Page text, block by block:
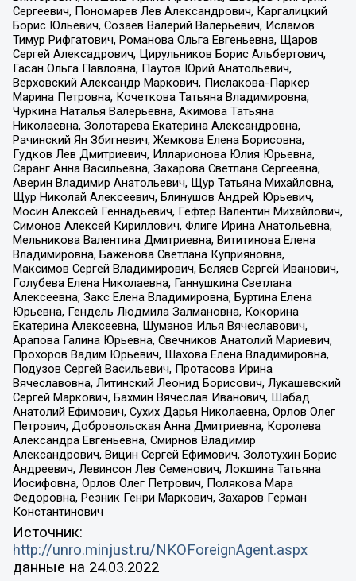
Сергеевич, Пономарев Лев Александрович, Каргалицкий
Борис Юльевич, Созаев Валерий Валерьевич, Исламов
Тимур Рифгатович, Романова Ольга Евгеньевна, Щаров
Сергей Алексадрович, Цирульников Борис Альбертович,
Гасан Ольга Павловна, Паутов Юрий Анатольевич,
Верховский Александр Маркович, Пислакова-Паркер
Марина Петровна, Кочеткова Татьяна Владимировна,
Чуркина Наталья Валерьевна, Акимова Татьяна
Николаевна, Золотарева Екатерина Александровна,
Рачинский Ян Збигневич, Жемкова Елена Борисовна,
Гудков Лев Дмитриевич, Илларионова Юлия Юрьевна,
Саранг Анна Васильевна, Захарова Светлана Сергеевна,
Аверин Владимир Анатольевич, Щур Татьяна Михайловна,
Щур Николай Алексеевич, Блинушов Андрей Юрьевич,
Мосин Алексей Геннадьевич, Гефтер Валентин Михайлович,
Симонов Алексей Кириллович, Флиге Ирина Анатольевна,
Мельникова Валентина Дмитриевна, Вититинова Елена
Владимировна, Баженова Светлана Куприяновна,
Максимов Сергей Владимирович, Беляев Сергей Иванович,
Голубева Елена Николаевна, Ганнушкина Светлана
Алексеевна, Закс Елена Владимировна, Буртина Елена
Юрьевна, Гендель Людмила Залмановна, Кокорина
Екатерина Алексеевна, Шуманов Илья Вячеславович,
Арапова Галина Юрьевна, Свечников Анатолий Мариевич,
Прохоров Вадим Юрьевич, Шахова Елена Владимировна,
Подузов Сергей Васильевич, Протасова Ирина
Вячеславовна, Литинский Леонид Борисович, Лукашевский
Сергей Маркович, Бахмин Вячеслав Иванович, Шабад
Анатолий Ефимович, Сухих Дарья Николаевна, Орлов Олег
Петрович, Добровольская Анна Дмитриевна, Королева
Александра Евгеньевна, Смирнов Владимир
Александрович, Вицин Сергей Ефимович, Золотухин Борис
Андреевич, Левинсон Лев Семенович, Локшина Татьяна
Иосифовна, Орлов Олег Петрович, Полякова Мара
Федоровна, Резник Генри Маркович, Захаров Герман
Константинович
Источник:
http://unro.minjust.ru/NKOForeignAgent.aspx
данные на 24.03.2022